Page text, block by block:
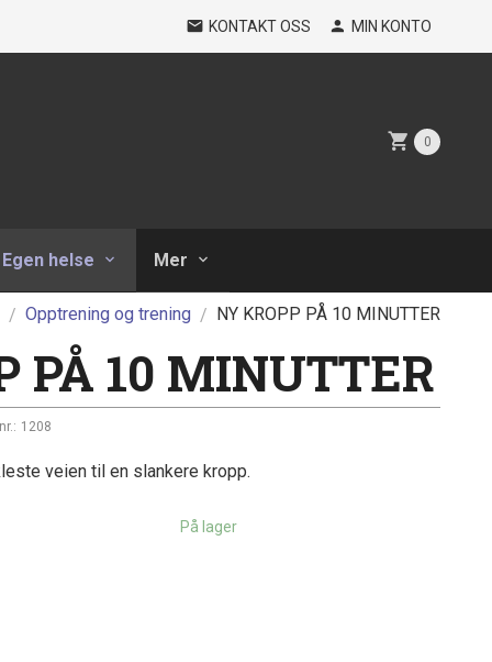
KONTAKT OSS MIN KONTO
0
Egen helse Mer
Opptrening og trening NY KROPP PÅ 10 MINUTTER
PÅ 10 MINUTTER
1208
veien til en slankere kropp.
På lager